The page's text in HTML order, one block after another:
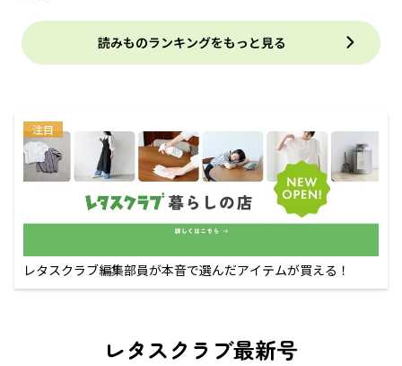
読みものランキングをもっと見る
注目
レタスクラブ編集部員が本音で選んだアイテムが買える！
レタスクラブ最新号